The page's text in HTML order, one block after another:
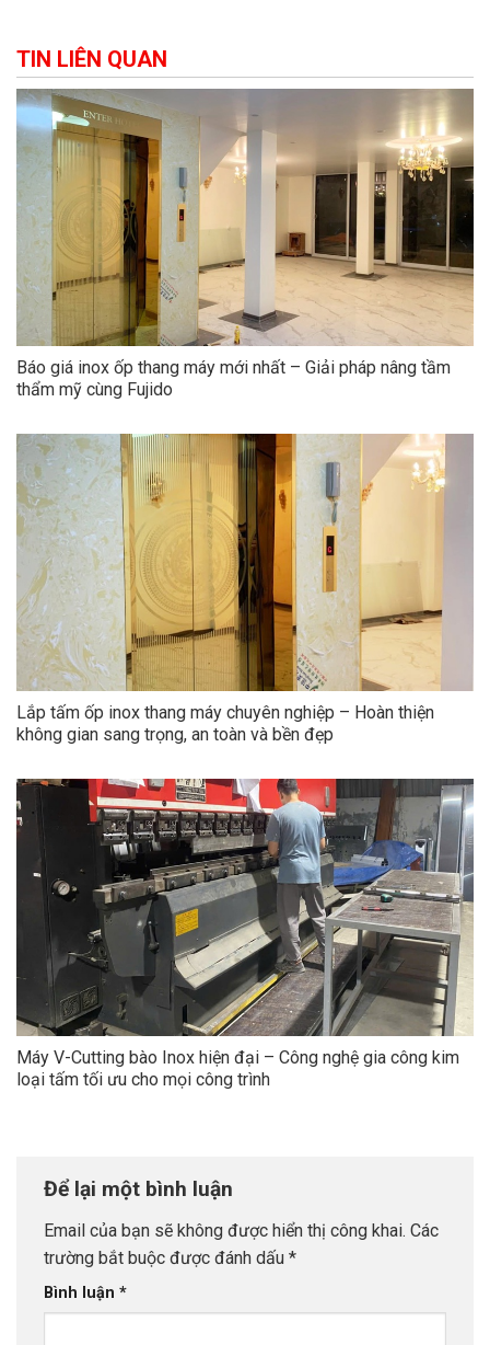
TIN LIÊN QUAN
Báo giá inox ốp thang máy mới nhất – Giải pháp nâng tầm
thẩm mỹ cùng Fujido
Lắp tấm ốp inox thang máy chuyên nghiệp – Hoàn thiện
không gian sang trọng, an toàn và bền đẹp
Máy V-Cutting bào Inox hiện đại – Công nghệ gia công kim
loại tấm tối ưu cho mọi công trình
Để lại một bình luận
Email của bạn sẽ không được hiển thị công khai. Các
trường bắt buộc được đánh dấu *
Bình luận *